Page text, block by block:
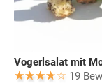
Vogerlsalat mit
19